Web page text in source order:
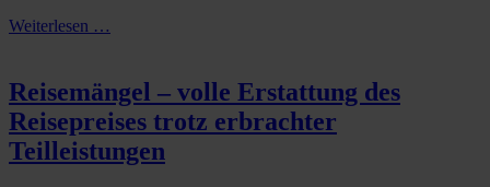
Weiterlesen …
Reisemängel – volle Erstattung des
Reisepreises trotz erbrachter
Teilleistungen